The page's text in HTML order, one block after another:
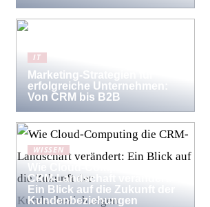
IT
Marketing-Strategien für
erfolgreiche Unternehmen:
Von CRM bis B2B
WISSEN
Wie Cloud-Computing die
CRM-Landschaft verändert:
Ein Blick auf die Zukunft der
Kundenbeziehungen